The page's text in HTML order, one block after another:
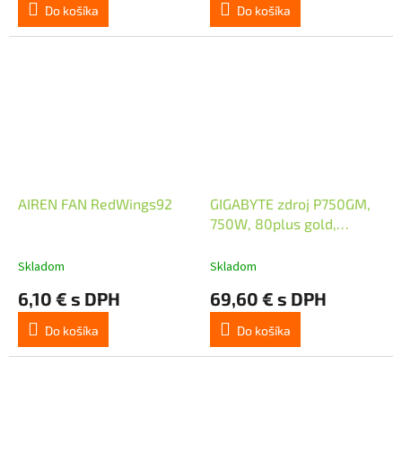
Do košíka Do košíka
AIREN FAN RedWings92
Skladom
6,10 € s DPH
Do košíka
GIGABYTE zdroj P750GM,
750W, 80plus gold,
Skladom
69,60 € s DPH
Do košíka